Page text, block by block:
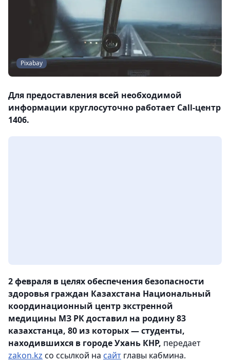
Pixabay
Для предоставления всей необходимой
информации круглосуточно работает Call-центр
1406.
2 февраля в целях обеспечения безопасности
здоровья граждан Казахстана Национальный
координационный центр экстренной
медицины МЗ РК доставил на родину 83
казахстанца, 80 из которых — студенты,
находившихся в городе Ухань КНР, передает
zakon.kz со ссылкой на сайт главы кабмина.